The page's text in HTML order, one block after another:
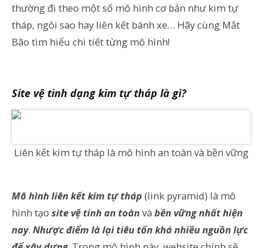
thường đi theo một số mô hình cơ bản như kim tự
tháp, ngôi sao hay liên kết bánh xe… Hãy cùng Mắt
Bão tìm hiểu chi tiết từng mô hình!
Site vệ tinh dạng kim tự tháp là gì?
Liên kết kim tự tháp là mô hình an toàn và bền vững
Mô hình liên kết kim tự tháp (link pyramid) là mô
hình tạo site vệ tinh an toàn và bền vững nhất hiện
nay. Nhược điểm là lại tiêu tốn khá nhiều nguồn lực